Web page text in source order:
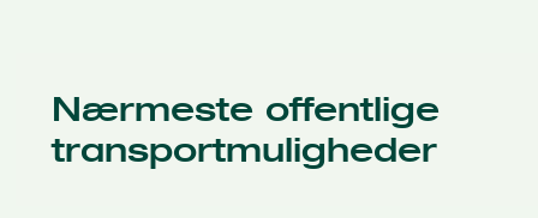
Nærmeste offentlige
transportmuligheder